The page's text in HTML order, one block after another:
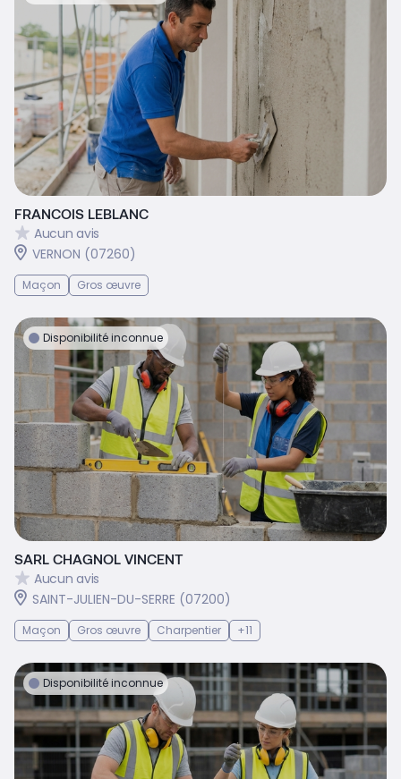
FRANCOIS LEBLANC
Aucun avis
VERNON (07260)
Maçon Gros œuvre
Disponibilité inconnue
SARL CHAGNOL VINCENT
Aucun avis
SAINT-JULIEN-DU-SERRE (07200)
Maçon Gros œuvre Charpentier +11
Disponibilité inconnue